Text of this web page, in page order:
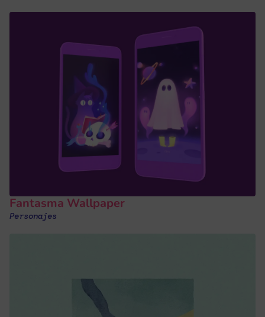
Fantasma Wallpaper
Personajes